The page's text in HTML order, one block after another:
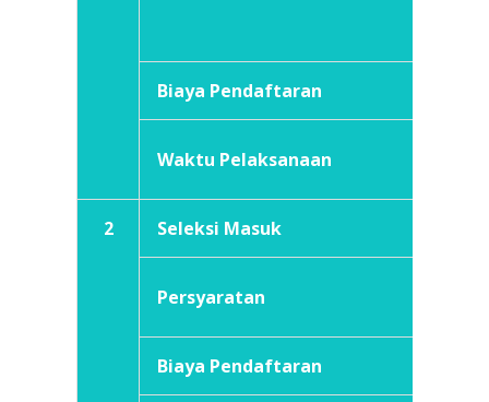
Biaya Pendaftaran
Waktu Pelaksanaan
2 Seleksi Masuk
Persyaratan
Biaya Pendaftaran